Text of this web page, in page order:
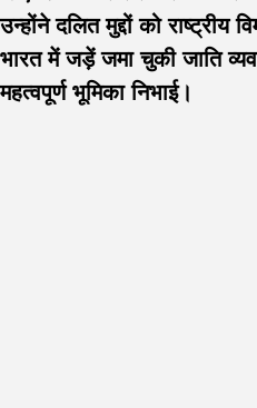
उन्होंने दलित मुद्दों को
भारत में जड़ें जमा चुकी जाति
महत्वपूर्ण भूमिका निभाई।